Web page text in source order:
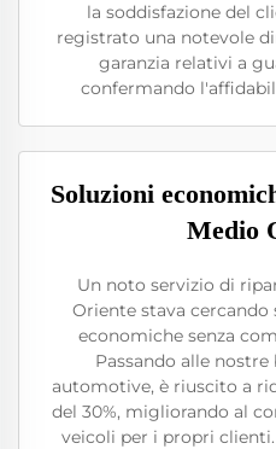
la soddisfazione del
registrato una notevole
garanzia relativi a
confermando
Soluzioni
Medio
Un noto servizio di
Oriente stava cercando
economiche senza
Passando alle
automotive, è riuscito a
del 30%, migliorando al
veicoli per i propri